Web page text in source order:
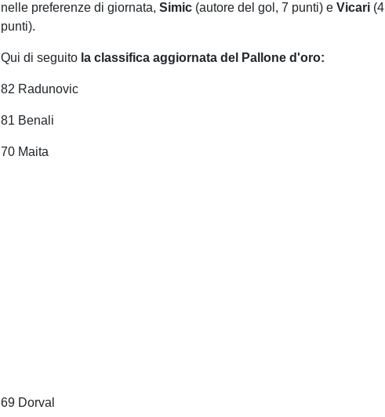
nelle preferenze di giornata,Simic (autore del gol, 7 punti) eVicari (4
punti).
Qui di seguito la classifica aggiornata del Pallone d'oro:
82 Radunovic
81 Benali
70 Maita
69 Dorval